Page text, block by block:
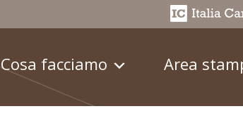
Cosa facciamo Area